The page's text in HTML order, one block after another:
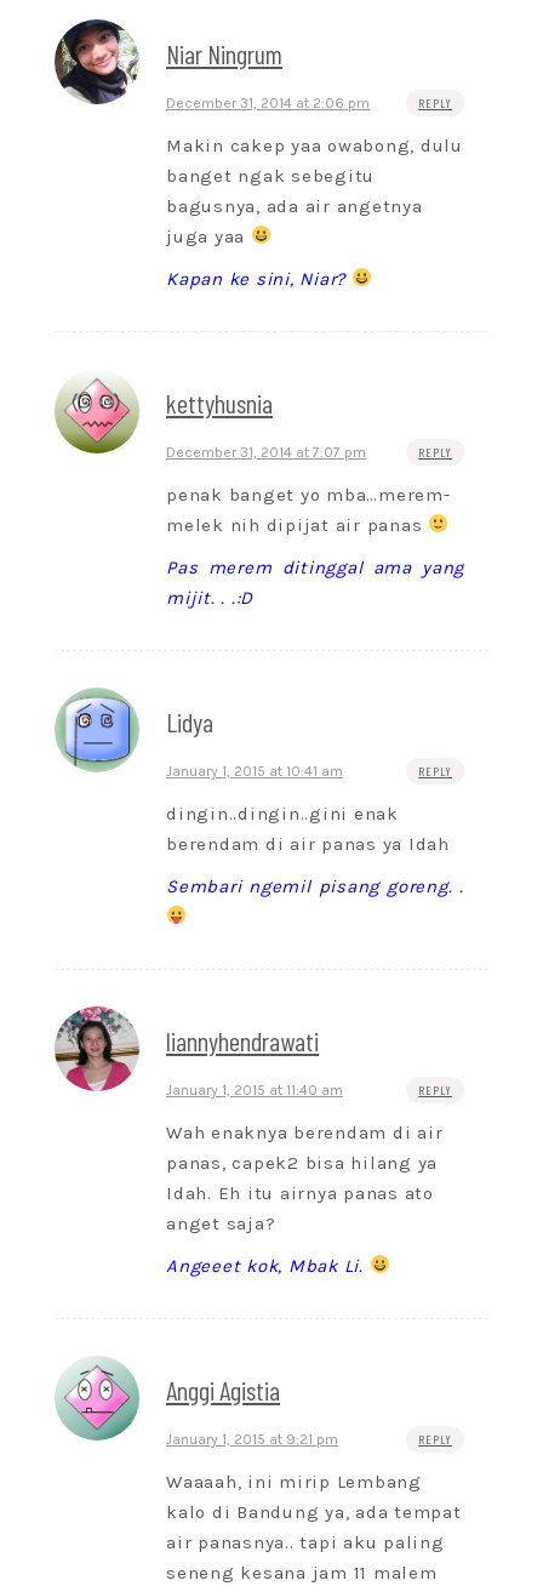
Niar Ningrum
December 31, 2014 at 2:06 pm REPLY
Makin cakep yaa owabong, dulu
banget ngak sebegitu
bagusnya, ada air angetnya
juga yaa
Kapan ke sini, Niar?
kettyhusnia
December 31, 2014 at 7:07 pm REPLY
penak banget yo mba…merem-
melek nih dipijat air panas
Pas merem ditinggal ama yang
mijit. . .:D
Lidya
January 1, 2015 at 10:41 am REPLY
dingin..dingin..gini enak
berendam di air panas ya Idah
Sembari ngemil pisang goreng. .
liannyhendrawati
January 1, 2015 at 11:40 am REPLY
Wah enaknya berendam di air
panas, capek2 bisa hilang ya
Idah. Eh itu airnya panas ato
anget saja?
Angeeet kok, Mbak Li.
Anggi Agistia
January 1, 2015 at 9:21 pm REPLY
Waaaah, ini mirip Lembang
kalo di Bandung ya, ada tempat
air panasnya.. tapi aku paling
seneng kesana jam 11 malem